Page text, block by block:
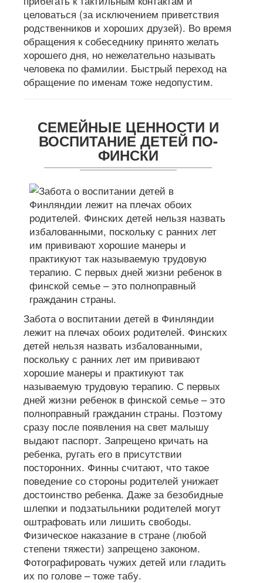
целоваться (за исключением приветствия
родственников и хороших друзей). Во время
обращения к собеседнику принято желать
хорошего дня, но нежелательно называть
человека по фамилии. Быстрый переход на
обращение по именам тоже недопустим.
СЕМЕЙНЫЕ ЦЕННОСТИ И
ВОСПИТАНИЕ ДЕТЕЙ ПО-
ФИНСКИ
Забота о воспитании детей в Финляндии
лежит на плечах обоих родителей. Финских
детей нельзя назвать избалованными,
поскольку с ранних лет им прививают
хорошие манеры и практикуют так
называемую трудовую терапию. С первых
дней жизни ребенок в финской семье – это
полноправный гражданин страны. Поэтому
сразу после появления на свет малышу
выдают паспорт. Запрещено кричать на
ребенка, ругать его в присутствии
посторонних. Финны считают, что такое
поведение со стороны родителей унижает
достоинство ребенка. Даже за безобидные
шлепки и подзатыльники родителей могут
оштрафовать или лишить свободы.
Физическое наказание в стране (любой
степени тяжести) запрещено законом.
Фотографировать чужих детей или гладить
их по голове – тоже табу.